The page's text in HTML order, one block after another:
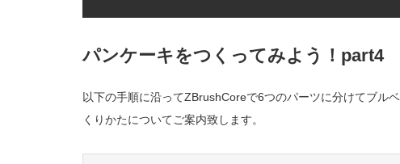
パンケーキをつくってみよう！part4
以下の手順に沿ってZBrushCoreで6つのパーツに分けてブル
くりかたについてご案内致します。